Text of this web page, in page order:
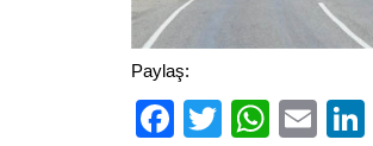
Paylaş:
Facebook
Twitter